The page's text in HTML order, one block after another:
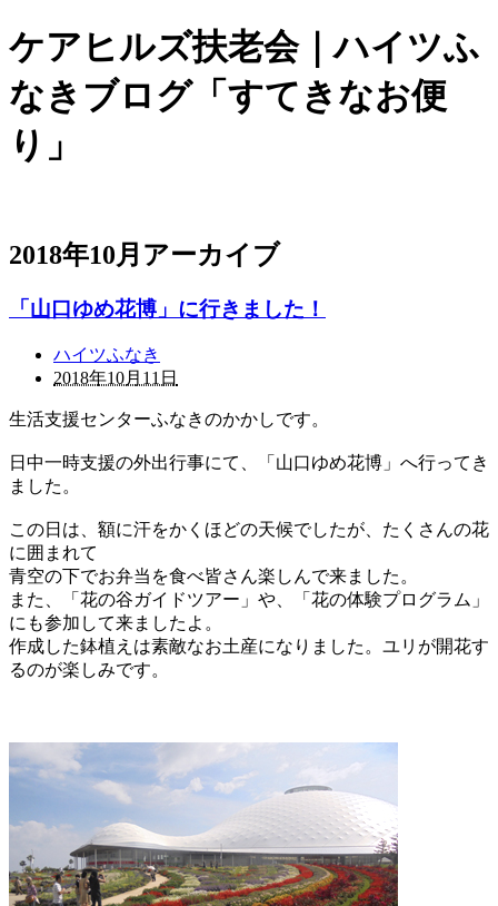
ケアヒルズ扶老会｜ハイツふ
なきブログ「すてきなお便
り」
2018年10月アーカイブ
「山口ゆめ花博」に行きました！
ハイツふなき
2018年10月11日
生活支援センターふなきのかかしです。
日中一時支援の外出行事にて、「山口ゆめ花博」へ行ってき
ました。
この日は、額に汗をかくほどの天候でしたが、たくさんの花
に囲まれて
青空の下でお弁当を食べ皆さん楽しんで来ました。
また、「花の谷ガイドツアー」や、「花の体験プログラム」
にも参加して来ましたよ。
作成した鉢植えは素敵なお土産になりました。ユリが開花す
るのが楽しみです。